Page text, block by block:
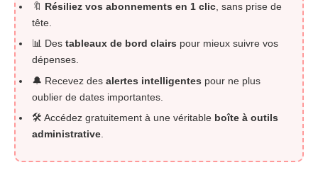
🔖 Résiliez vos abonnements en 1 clic , sans prise de
tête.
📊 Des tableaux de bord clairs pour mieux suivre vos
dépenses.
🔔 Recevez des alertes intelligentes pour ne plus
oublier de dates importantes.
🛠️ Accédez gratuitement à une véritable boîte à outils
administrative